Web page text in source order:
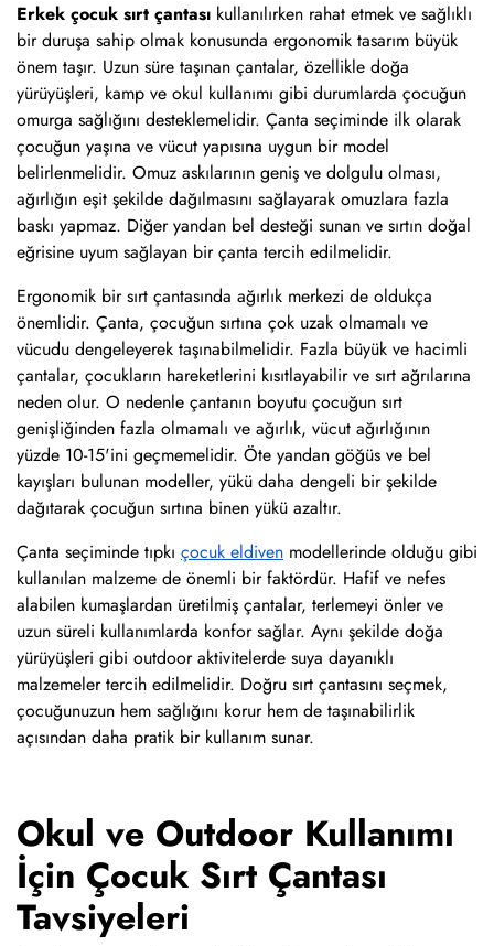
Erkek çocuk sırt çantası kullanılırken rahat etmek ve sağlıklı
bir duruşa sahip olmak konusunda ergonomik tasarım büyük
önem taşır. Uzun süre taşınan çantalar, özellikle doğa
yürüyüşleri, kamp ve okul kullanımı gibi durumlarda çocuğun
omurga sağlığını desteklemelidir. Çanta seçiminde ilk olarak
çocuğun yaşına ve vücut yapısına uygun bir model
belirlenmelidir. Omuz askılarının geniş ve dolgulu olması,
ağırlığın eşit şekilde dağılmasını sağlayarak omuzlara fazla
baskı yapmaz. Diğer yandan bel desteği sunan ve sırtın doğal
eğrisine uyum sağlayan bir çanta tercih edilmelidir.
Ergonomik bir sırt çantasında ağırlık merkezi de oldukça
önemlidir. Çanta, çocuğun sırtına çok uzak olmamalı ve
vücudu dengeleyerek taşınabilmelidir. Fazla büyük ve hacimli
çantalar, çocukların hareketlerini kısıtlayabilir ve sırt ağrılarına
neden olur. O nedenle çantanın boyutu çocuğun sırt
genişliğinden fazla olmamalı ve ağırlık, vücut ağırlığının
yüzde 10-15'ini geçmemelidir. Öte yandan göğüs ve bel
kayışları bulunan modeller, yükü daha dengeli bir şekilde
dağıtarak çocuğun sırtına binen yükü azaltır.
Çanta seçiminde tıpkı çocuk eldiven modellerinde olduğu gibi
kullanılan malzeme de önemli bir faktördür. Hafif ve nefes
alabilen kumaşlardan üretilmiş çantalar, terlemeyi önler ve
uzun süreli kullanımlarda konfor sağlar. Aynı şekilde doğa
yürüyüşleri gibi outdoor aktivitelerde suya dayanıklı
malzemeler tercih edilmelidir. Doğru sırt çantasını seçmek,
çocuğunuzun hem sağlığını korur hem de taşınabilirlik
açısından daha pratik bir kullanım sunar.
Okul ve Outdoor Kullanımı
İçin Çocuk Sırt Çantası
Tavsiyeleri